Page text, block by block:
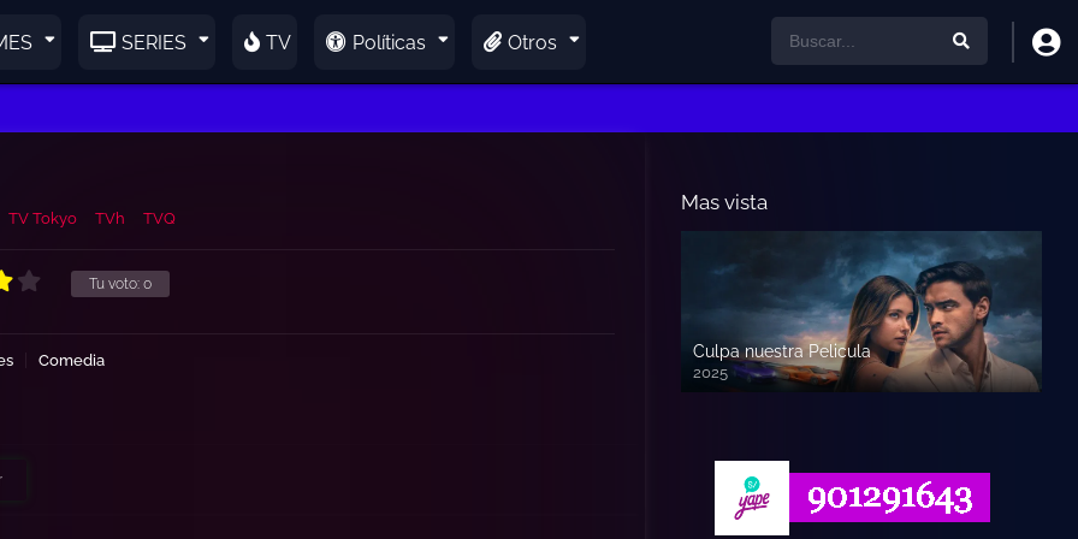
SERIES TV Políticas Otros
TV Tokyo TVh TVQ
Tu voto: 0
Comedia
Mas vista
Culpa nuestra Pelicula
2025
720p HD